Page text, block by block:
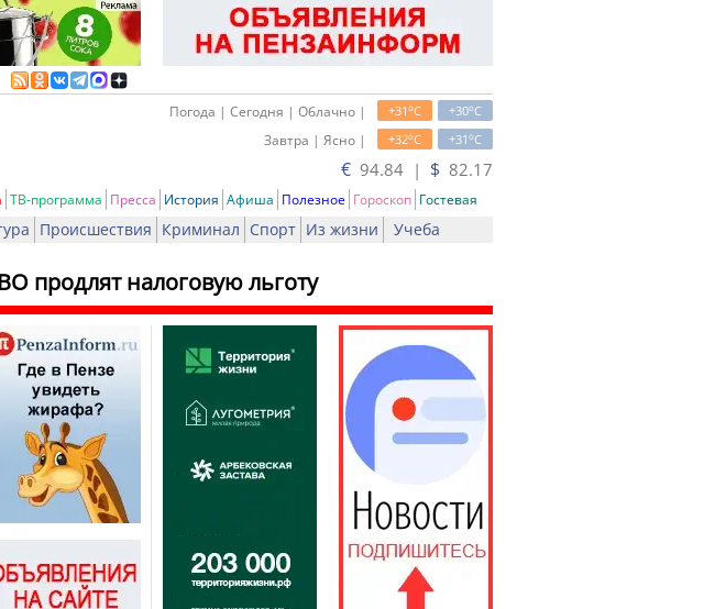
+30oC
+31oC
Погода | Сегодня | Облачно |
+31oC
+32oC
Завтра | Ясно |
€ 94.84 | $ 82.17
ТВ-программа Пресса История Афиша Полезное Гороскоп Гостевая
Происшествия Криминал Спорт Из жизни Учеба
продлят налоговую льготу
Печать